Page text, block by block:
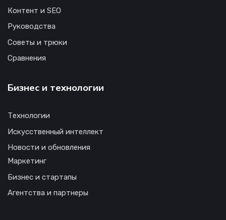
Контент и SEO
Руководства
Советы и трюки
Сравнения
Бизнес и технологии
Технологии
Искусственный интеллект
Новости и обновления
Маркетинг
Бизнес и стартапы
Агентства и партнеры